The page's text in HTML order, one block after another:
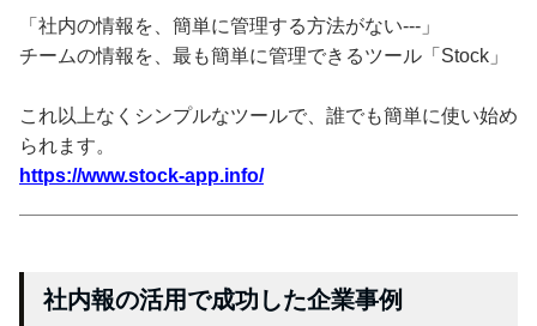
「社内の情報を、簡単に管理する方法がない---」
チームの情報を、最も簡単に管理できるツール「Stock」
これ以上なくシンプルなツールで、誰でも簡単に使い始め
られます。
https://www.stock-app.info/
社内報の活用で成功した企業事例